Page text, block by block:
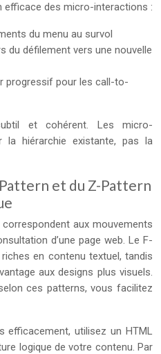
efficace des micro-interactions :
du menu au survol
du défilement vers une nouvelle
progressif pour les call-to-
et cohérent. Les micro-
la hiérarchie existante, pas la
et du Z-Pattern
aux mouvements
d’une page web. Le F-
en contenu textuel, tandis
aux designs plus visuels.
ces patterns, vous facilitez
efficacement, utilisez un HTML
logique de votre contenu. Par